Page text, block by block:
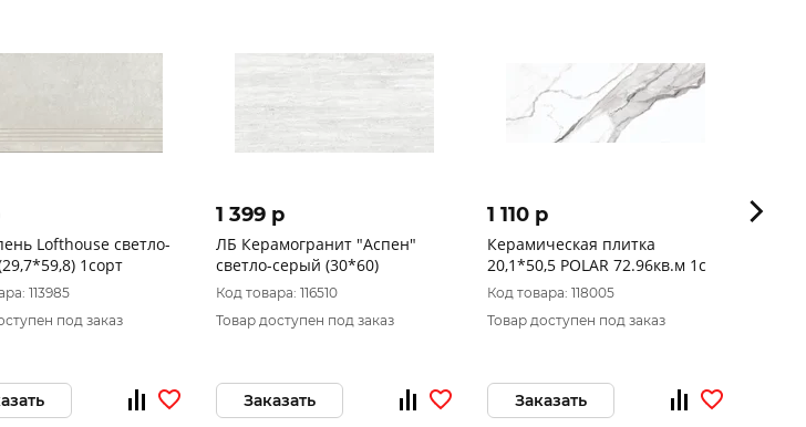
Lofthouse светло-
1сорт
113985
под заказ
1 399 p
ЛБ Керамогранит "Аспен"
светло-серый (30*60)
Код товара: 116510
Товар доступен под заказ
Заказать
1 110 p
Керамическая плитка
20,1*50,5 POLAR 72.96кв.м 1с
Код товара: 118005
Товар доступен под заказ
Заказать
1